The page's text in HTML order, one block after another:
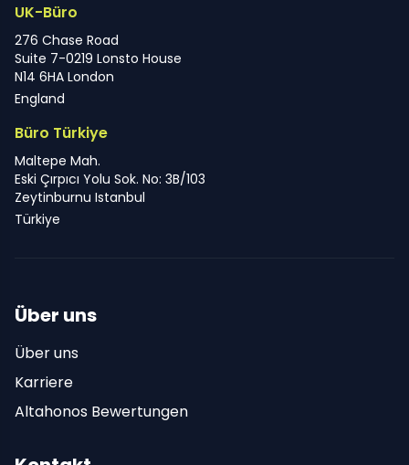
UK-Büro
276 Chase Road
Suite 7-0219 Lonsto House
N14 6HA London
England
Büro Türkiye
Maltepe Mah.
Eski Çırpıcı Yolu Sok. No: 3B/103
Zeytinburnu Istanbul
Türkiye
Über uns
Über uns
Karriere
Altahonos Bewertungen